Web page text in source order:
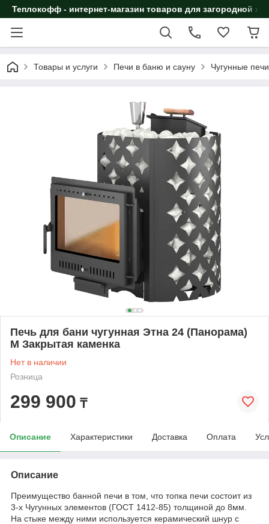
Теплокофф - интернет-магазин товаров для загородной
Товары и услуги Печи в баню и сауну Чугунные
Печь для бани чугунная Этна 24 (Панорама)
М Закрытая каменка
Нет в наличии
Розница
299 900 ₸
Описание Характеристики Доставка Оплата
Описание
Преимущество банной печи в том, что топка печи состоит из
3-х Чугунных элементов (ГОСТ 1412-85) толщиной до 8мм.
На стыке между ними используется керамический шнур с